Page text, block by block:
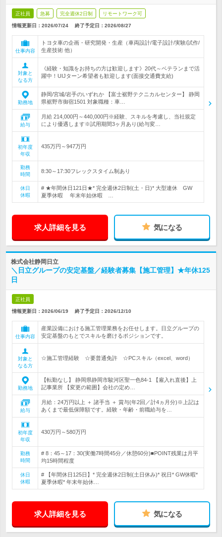
正社員 急募 完全週休2日制 リモートワーク可
情報更新日：2026/07/24 終了予定日： 2026/08/27
仕事内容
トヨタ車の企画・研究開発・生産（車両設計/電子設計/実験/試作/
生産技術 他）
対象と
なる方
《経験・知識をお持ちの方は歓迎します》20代～ベテランまで活
躍中！UIJターン希望者も歓迎します(面接交通費支給)
勤務地
静岡/宮城/岩手のいずれか 【富士裾野テクニカルセンター】 静岡
県裾野市御宿1501 対象職種：車…
給与
月給 214,000円～440,000円※経験、スキルを考慮し、当社規定
により優遇します※試用期間3ヶ月あり(給与変…
初年度
年収
435万円～947万円
勤務
時間
8:30～17:30フレックスタイム制あり
休日
休暇
# ★年間休日121日★* 完全週休2日制(土・日)* 大型連休 GW
夏季休暇 年末年始休暇 …
求人詳細を見る 気になる
株式会社静岡日立
＼日立グループの安定基盤／経験者募集【施工管理】★年休125
日
正社員
情報更新日：2026/06/19 終了予定日： 2026/12/10
仕事内容
産業設備における施工管理業務をお任せします。日立グループの
安定基盤のもとでスキルを磨けるポジションです。
対象と
なる方
☆施工管理経験 ☆要普通免許 ☆PCスキル（excel、word）
勤務地
【転勤なし】 静岡県静岡市駿河区聖一色84-1 【雇入れ直後】上
記事業所 【変更の範囲】会社の定め…
給与
月給：24万円以上 ＋ 諸手当 ＋ 賞与(年2回／計4ヵ月分)※上記は
あくまで最低保障額です。経験・年齢・前職給与を…
初年度
年収
430万円～580万円
勤務
時間
# 8：45～17：30(実働7時間45分／休憩60分)■POINT残業は月平
均15時間程度
休日
休暇
# 【年間休日125日】* 完全週休2日制(土日休み)* 祝日* GW休暇*
夏季休暇* 年末年始休…
求人詳細を見る 気になる